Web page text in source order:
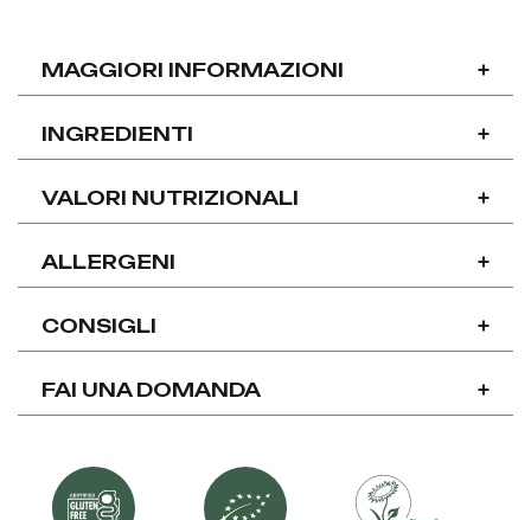
MAGGIORI INFORMAZIONI +
INGREDIENTI +
VALORI NUTRIZIONALI +
ALLERGENI +
CONSIGLI +
FAI UNA DOMANDA +